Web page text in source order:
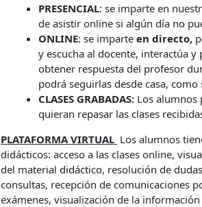
PRESENCIAL: se imparte en
de asistir online si algún día no
ONLINE: se imparteen directo,
y escucha al docente, interactúa
obtener respuesta del profesor
podrá seguirlas desde casa,
CLASES GRABADAS: Los alumnos
quieran repasar las clases
PLATAFORMA VIRTUAL Los alumnos
didácticos: acceso a las clases online,
del material didáctico, resolución de
consultas, recepción de comunicaciones
exámenes, visualización de la